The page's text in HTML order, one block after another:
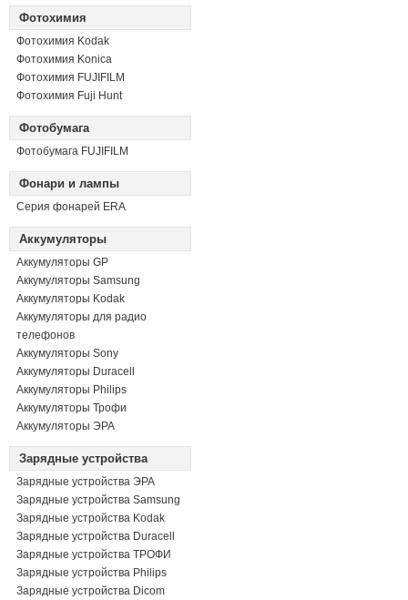
Фотохимия
Фотохимия Kodak
Фотохимия Konica
Фотохимия FUJIFILM
Фотохимия Fuji Hunt
Фотобумага
Фотобумага FUJIFILM
Фонари и лампы
Серия фонарей ERA
Аккумуляторы
Аккумуляторы GP
Аккумуляторы Samsung
Аккумуляторы Kodak
Аккумуляторы для радио
телефонов
Аккумуляторы Sony
Аккумуляторы Duracell
Аккумуляторы Philips
Аккумуляторы Трофи
Аккумуляторы ЭРА
Зарядные устройства
Зарядные устройства ЭРА
Зарядные устройства Samsung
Зарядные устройства Kodak
Зарядные устройства Duracell
Зарядные устройства ТРОФИ
Зарядные устройства Philips
Зарядные устройства Dicom